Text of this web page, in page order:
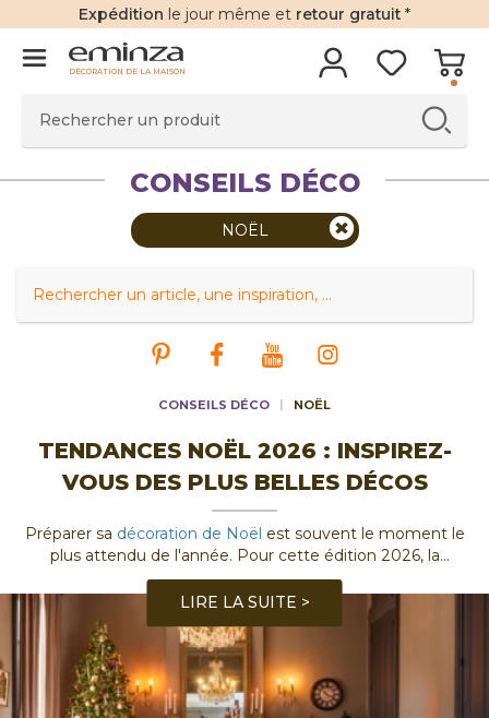
Expédition le jour même et retour gratuit *
DÉCORATION DE LA MAISON
CONSEILS DÉCO
NOËL
CONSEILS DÉCO NOËL
TENDANCES NOËL 2026 : INSPIREZ-
VOUS DES PLUS BELLES DÉCOS
Préparer sa décoration de Noël est souvent le moment le
plus attendu de l'année. Pour cette édition 2026, la
tendance est au réconfort, à la
LIRE LA SUITE >